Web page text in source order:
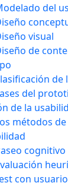
del
visual
de
del
de la
métodos
cognitivo
con